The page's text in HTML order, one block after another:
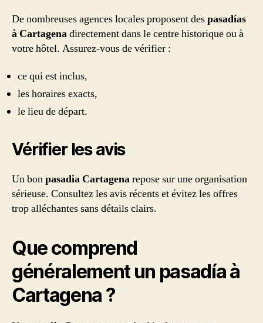
De nombreuses agences locales proposent despasadías
à Cartagenadirectement dans le centre historique ou à
votre hôtel. Assurez-vous de vérifier :
ce qui est inclus,
les horaires exacts,
le lieu de départ.
Vérifier les avis
Un bonpasadia Cartagenarepose sur une organisation
sérieuse. Consultez les avis récents et évitez les offres
trop alléchantes sans détails clairs.
Que comprend
généralement un pasadía à
Cartagena ?